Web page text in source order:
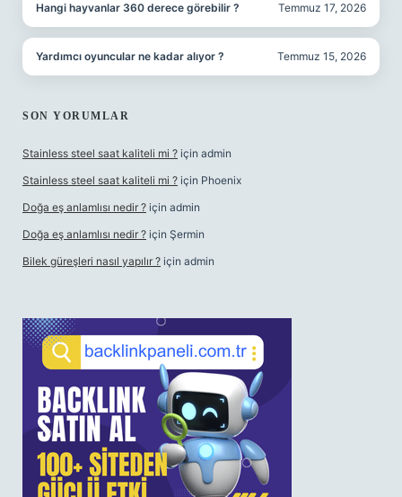
Hangi hayvanlar 360 derece görebilir ? Temmuz 17, 2026
Yardımcı oyuncular ne kadar alıyor ? Temmuz 15, 2026
SON YORUMLAR
Stainless steel saat kaliteli mi ? için admin
Stainless steel saat kaliteli mi ? için Phoenix
Doğa eş anlamlısı nedir ? için admin
Doğa eş anlamlısı nedir ? için Şermin
Bilek güreşleri nasıl yapılır ? için admin